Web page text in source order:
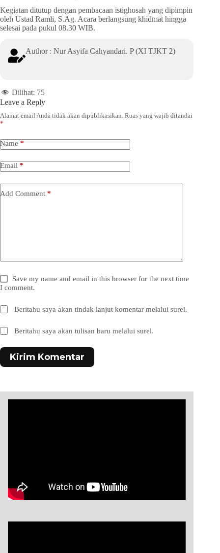
Kegiatan ditutup dengan pembacaan istighosah yang dipimpin
oleh Ustad Ramli, S.Ag. Acara berlangsung khidmat hingga
selesai pada pukul 08.30 WIB.
Author : Nur Asyifa Cahyandari. P (XI TJKT 2)
Dilihat: 75
Leave a Reply
Alamat email Anda tidak akan dipublikasikan. Ruas yang wajib ditandai
*
Name *
Email *
Add Comment *
Save my name and email in this browser for the next time
I comment.
Beritahu saya akan tindak lanjut komentar melalui surel.
Beritahu saya akan tulisan baru melalui surel.
Kirim Komentar